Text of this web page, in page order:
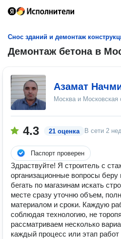
Снос зданий и демонтаж
Демонтаж бетона в
Азамат
Москва и Московская
4.3 21 оценка В сети 2
Паспорт проверен
Здраствуйте! Я строитель с
организационные вопросы
бегать по магазинам искать
месте сразу уточню объем,
материалом и сроки. Каждую
соблюдая технологию, не
рассматриваем несколько
каждый процесс или этап